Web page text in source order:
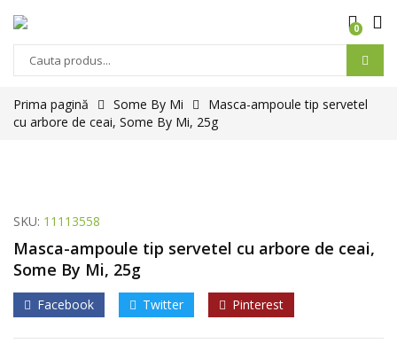
0
Products
Prima pagină
Some By Mi
Masca-ampoule tip servetel
cu arbore de ceai, Some By Mi, 25g
SKU: 11113558
Masca-ampoule tip servetel cu arbore de ceai,
Some By Mi, 25g
Facebook Twitter Pinterest